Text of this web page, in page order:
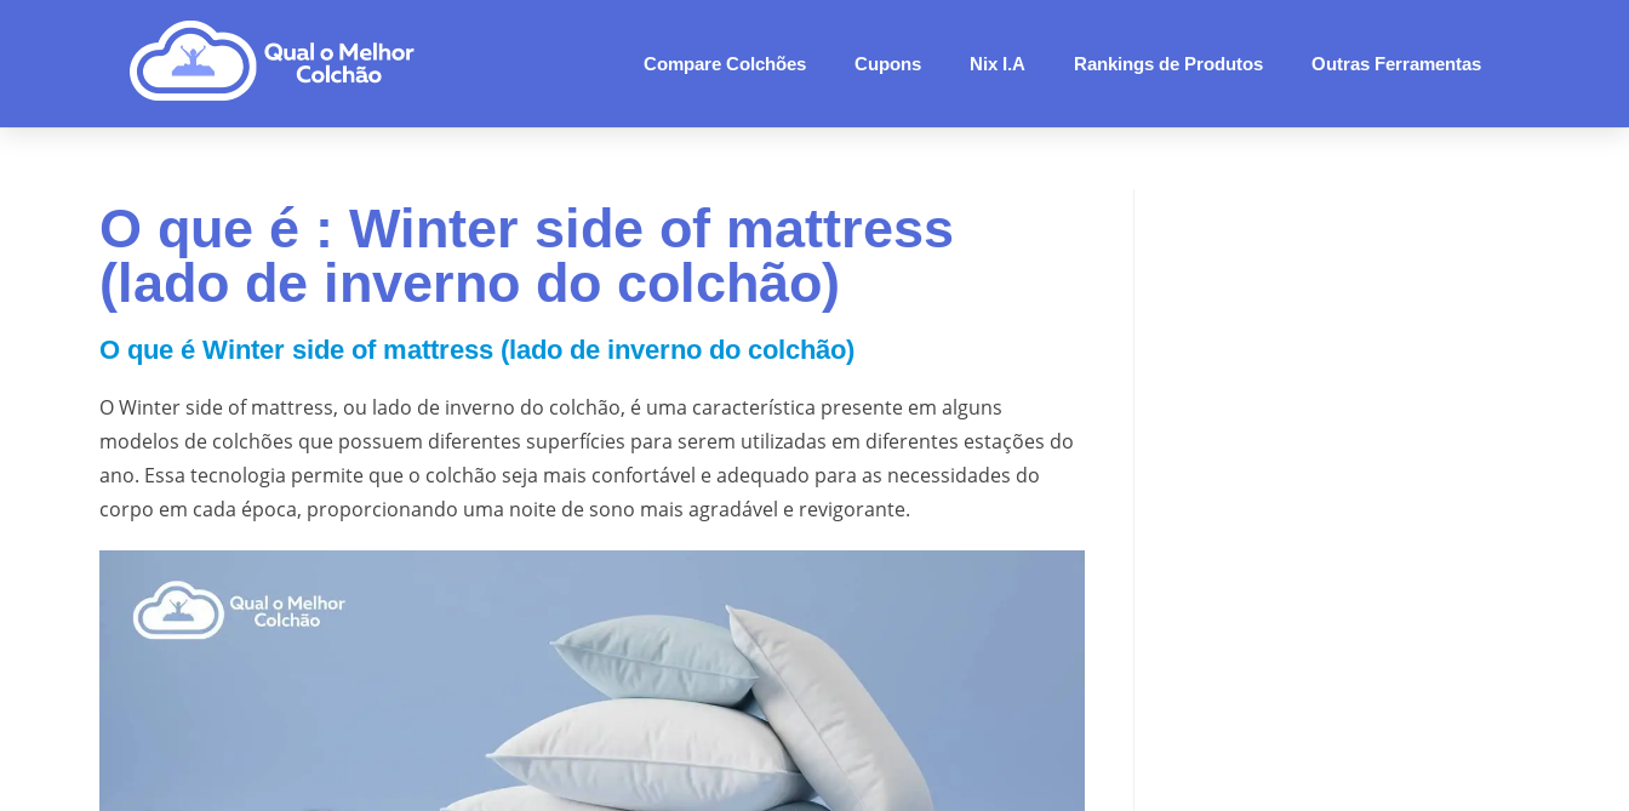
Compare Colchões Cupons Nix I.A Rankings de Produtos Outras Ferramentas
O que é : Winter side of mattress
(lado de inverno do colchão)
O que é Winter side of mattress (lado de inverno do colchão)
O Winter side of mattress, ou lado de inverno do colchão, é uma característica presente em alguns
modelos de colchões que possuem diferentes superfícies para serem utilizadas em diferentes estações do
ano. Essa tecnologia permite que o colchão seja mais confortável e adequado para as necessidades do
corpo em cada época, proporcionando uma noite de sono mais agradável e revigorante.